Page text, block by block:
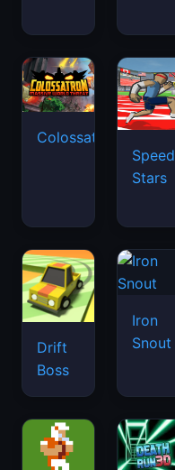
Colossatron
Speed
Stars
Drift
Boss
Iron
Snout